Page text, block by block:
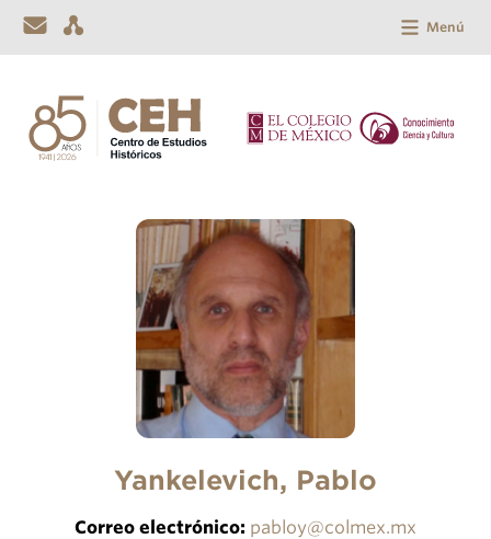
Menú
Yankelevich, Pablo
Correo electrónico: pabloy@colmex.mx